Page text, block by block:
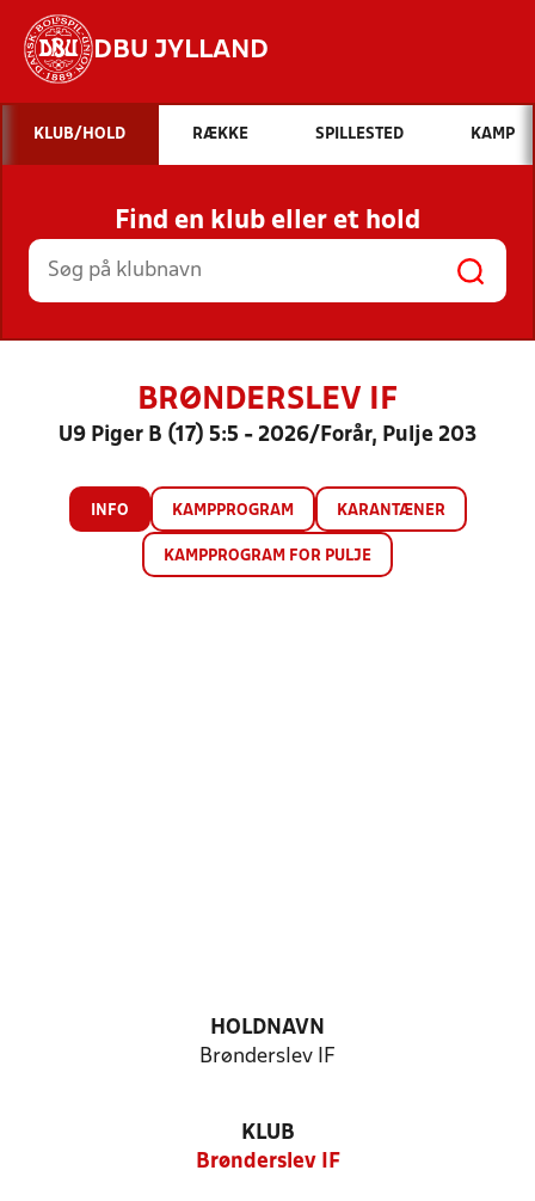
DBU JYLLAND
Hvad vil du søge efter?
INDHOLD OG NYHEDER
STILLINGER, RESULTATER, KLUBBER OG
HOLD
KLUB/HOLD RÆKKE SPILLESTED KAMP
Find en klub eller et hold
BRØNDERSLEV IF
U9 Piger B (17) 5:5 - 2026/Forår, Pulje 203
INFO KAMPPROGRAM KARANTÆNER
KAMPPROGRAM FOR PULJE
HOLDNAVN
Brønderslev IF
KLUB
Brønderslev IF